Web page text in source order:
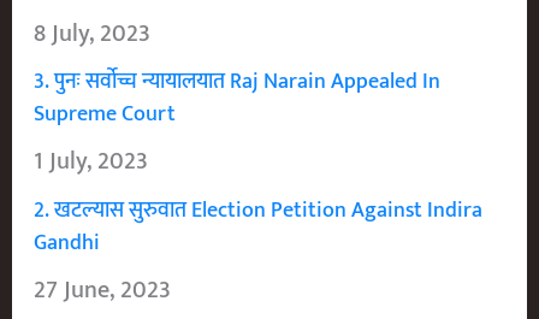
8 July, 2023
3. पुनः सर्वोच्च न्यायालयात Raj Narain Appealed In
Supreme Court
1 July, 2023
2. खटल्यास सुरुवात Election Petition Against Indira
Gandhi
27 June, 2023